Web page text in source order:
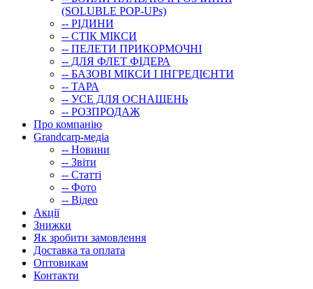
(SOLUBLE POP-UPs)
-- РIДИНИ
-- СТIК МIКСИ
-- ПЕЛЕТИ ПРИКОРМОЧНІ
-- ДЛЯ ФЛЕТ ФІДЕРА
-- БАЗОВІ МІКСИ І ІНГРЕДІЄНТИ
-- ТАРА
-- УСЕ ДЛЯ ОСНАЩЕНЬ
-- РОЗПРОДАЖ
Про компанію
Grandcarp-медіа
-- Новини
-- Звіти
-- Статті
-- Фото
-- Відео
Акції
Знижки
Як зробити замовлення
Доставка та оплата
Оптовикам
Контакти